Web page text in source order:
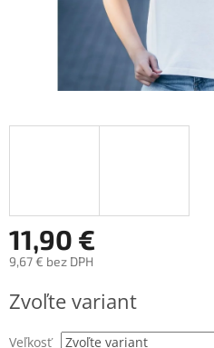
11,90 €
9,67 € bez DPH
cena:
Zvoľte variant
Veľkosť